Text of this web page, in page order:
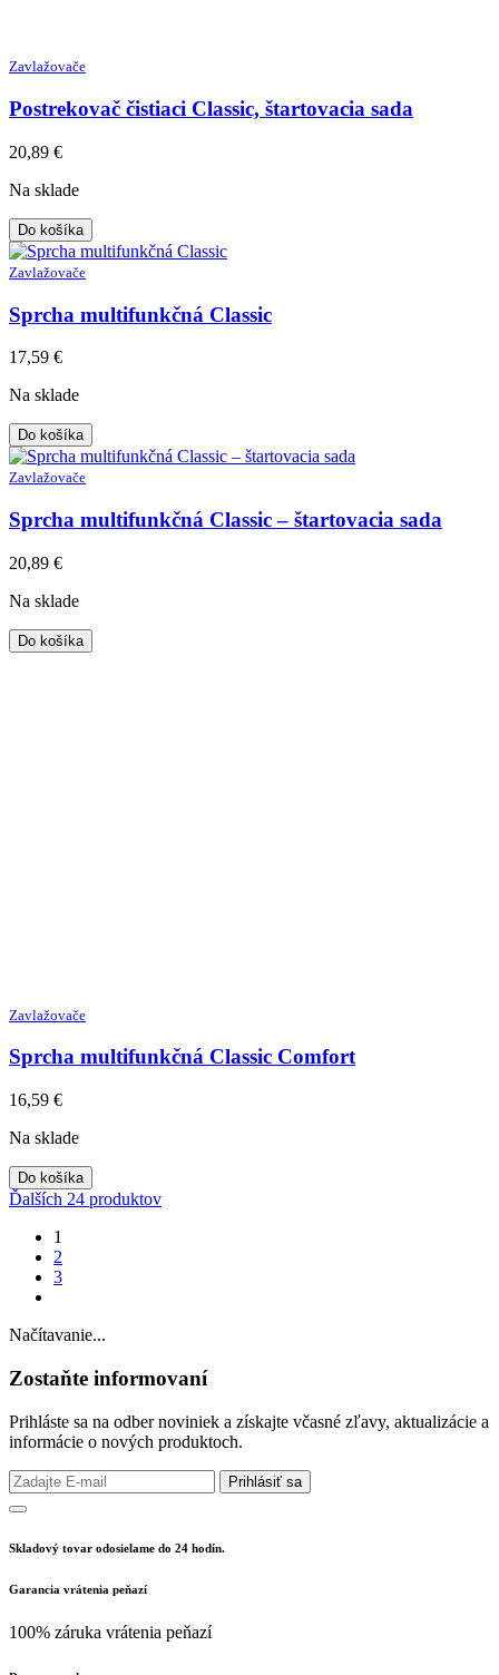
Zavlažovače
Postrekovač čistiaci Classic, štartovacia sada
20,89 €
Na sklade
Do košíka
Zavlažovače
Sprcha multifunkčná Classic
17,59 €
Na sklade
Do košíka
Zavlažovače
Sprcha multifunkčná Classic – štartovacia sada
20,89 €
Na sklade
Do košíka
Zavlažovače
Sprcha multifunkčná Classic Comfort
16,59 €
Na sklade
Do košíka
Ďalších 24 produktov
1
2
3
Načítavanie...
Zostaňte informovaní
Prihláste sa na odber noviniek a získajte včasné zľavy, aktualizácie a
informácie o nových produktoch.
Prihlásiť sa
Skladový tovar odosielame do 24 hodín.
Garancia vrátenia peňazí
100% záruka vrátenia peňazí